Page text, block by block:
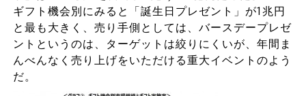
ギフト機会別にみると「誕生日プレゼント」が1兆円
と最も大きく、売り手側としては、バースデープレゼ
ントというのは、ターゲットは絞りにくいが、年間ま
んべんなく売り上げをいただける重大イベントのよう
だ。